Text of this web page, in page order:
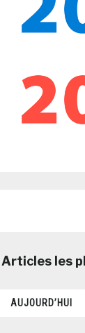
AUJOURD’HUI